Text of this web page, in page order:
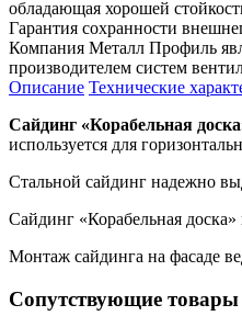
обладающая хорошей
Гарантия сохранности
Компания Металл Профиль
производителем систем
Описание Технические
Сайдинг «Корабельная
используется для
Стальной сайдинг надежно
Сайдинг «Корабельная
Монтаж сайдинга на фасаде
Сопутствующие товары